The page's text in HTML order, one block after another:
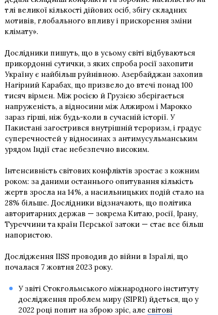
тлі великої кількості дійових осіб, збігу складних
мотивів, глобального впливу і прискорення зміни
клімату».
Дослідники пишуть, що в усьому світі відбуваються
прикордонні сутички, з яких спроба росії захопити
Україну є найбільш руйнівною. Азербайджан захопив
Нагірний Карабах, що призвело до втечі понад 100
тисяч вірмен. Між росією й Грузією зберігається
напруженість, а відносини між Алжиром і Марокко
зараз гірші, ніж будь-коли в сучасній історії. У
Пакистані загострився внутрішній тероризм, і градус
суперечностей у відносинах з антимусульманським
урядом Індії стає небезпечно високим.
Інтенсивність світових конфліктів зростає з кожним
роком: за даними останнього опитування кількість
жертв зросла на 14%, а насильницьких подій стало на
28% більше. Дослідники відзначають, що політика
авторитарних держав — зокрема Китаю, росії, Ірану,
Туреччини та країн Перської затоки — стає все більш
напористою.
Дослідження IISS проводив до війни в Ізраїлі, що
почалася 7 жовтня 2023 року.
У звіті Стокгольмського міжнародного інституту
дослідження проблем миру (SIPRI) йдеться, що у
2022 році попит на зброю зріс, але світові